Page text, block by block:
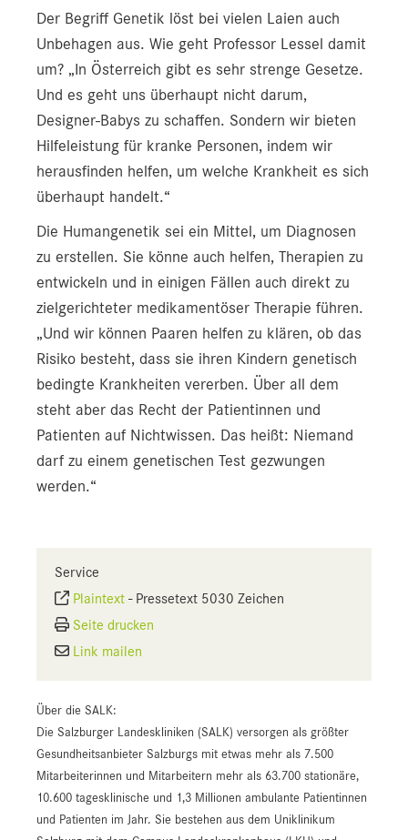
Der Begriff Genetik löst bei vielen Laien auch
Unbehagen aus. Wie geht Professor Lessel damit
um? „In Österreich gibt es sehr strenge Gesetze.
Und es geht uns überhaupt nicht darum,
Designer-Babys zu schaffen. Sondern wir bieten
Hilfeleistung für kranke Personen, indem wir
herausfinden helfen, um welche Krankheit es sich
überhaupt handelt.“
Die Humangenetik sei ein Mittel, um Diagnosen
zu erstellen. Sie könne auch helfen, Therapien zu
entwickeln und in einigen Fällen auch direkt zu
zielgerichteter medikamentöser Therapie führen.
„Und wir können Paaren helfen zu klären, ob das
Risiko besteht, dass sie ihren Kindern genetisch
bedingte Krankheiten vererben. Über all dem
steht aber das Recht der Patientinnen und
Patienten auf Nichtwissen. Das heißt: Niemand
darf zu einem genetischen Test gezwungen
werden.“
Service
Plaintext - Pressetext 5030 Zeichen
Seite drucken
Link mailen
Über die SALK:
Die Salzburger Landeskliniken (SALK) versorgen als größter
Gesundheitsanbieter Salzburgs mit etwas mehr als 7.500
Mitarbeiterinnen und Mitarbeitern mehr als 63.700 stationäre,
10.600 tagesklinische und 1,3 Millionen ambulante Patientinnen
und Patienten im Jahr. Sie bestehen aus dem Uniklinikum